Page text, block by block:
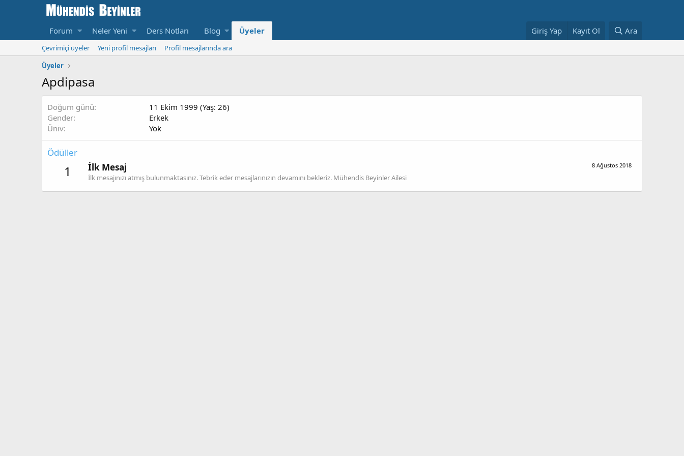
Forum Neler Yeni Ders Notları Blog Üyeler Giriş Yap Kayıt Ol Ara
Çevrimiçi üyeler Yeni profil mesajları
Profil mesajlarında ara
Üyeler
Apdipasa
Doğum günü
11 Ekim 1999 (Yaş: 26)
Gender
Erkek
Üniv
Yok
Ödüller
1 8 Ağustos 2018
İlk Mesaj
İlk mesajınızı atmış bulunmaktasınız. Tebrik eder mesajlarınızın devamını bekleriz. Mühendis Beyinler Ailesi